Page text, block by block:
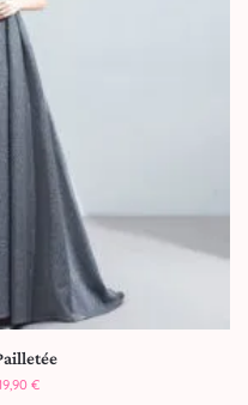
€